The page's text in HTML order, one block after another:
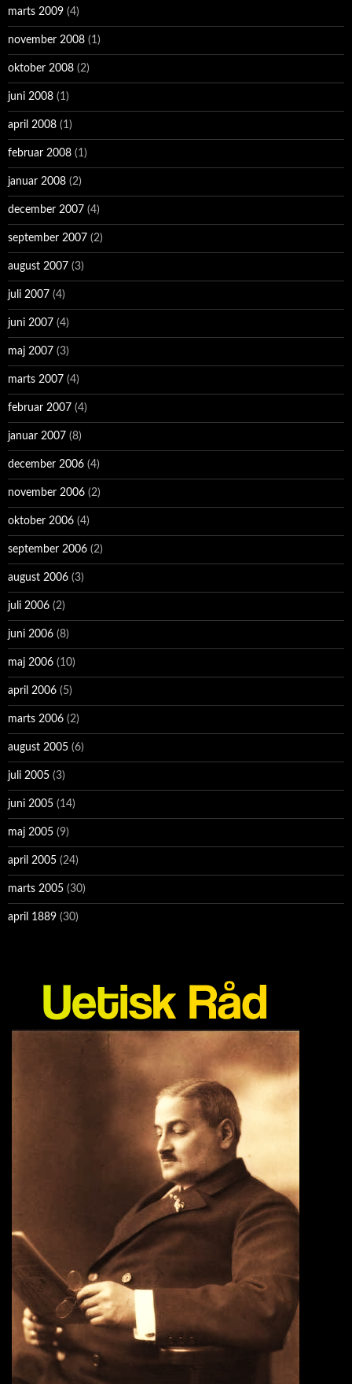
marts 2009 (4)
november 2008 (1)
oktober 2008 (2)
juni 2008 (1)
april 2008 (1)
februar 2008 (1)
januar 2008 (2)
december 2007 (4)
september 2007 (2)
august 2007 (3)
juli 2007 (4)
juni 2007 (4)
maj 2007 (3)
marts 2007 (4)
februar 2007 (4)
januar 2007 (8)
december 2006 (4)
november 2006 (2)
oktober 2006 (4)
september 2006 (2)
august 2006 (3)
juli 2006 (2)
juni 2006 (8)
maj 2006 (10)
april 2006 (5)
marts 2006 (2)
august 2005 (6)
juli 2005 (3)
juni 2005 (14)
maj 2005 (9)
april 2005 (24)
marts 2005 (30)
april 1889 (30)